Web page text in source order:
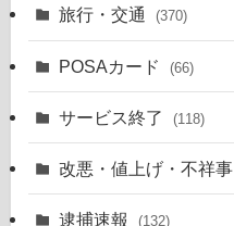
旅行・交通 (370)
POSAカード (66)
サービス終了 (118)
改悪・値上げ・不祥事
逮捕速報 (132)